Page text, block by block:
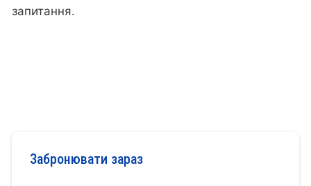
запитання.
Забронювати зараз